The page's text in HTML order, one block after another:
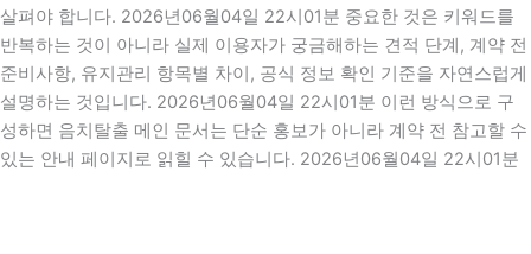
살펴야 합니다. 2026년06월04일 22시01분 중요한 것은 키워드를
반복하는 것이 아니라 실제 이용자가 궁금해하는 견적 단계, 계약 전
준비사항, 유지관리 항목별 차이, 공식 정보 확인 기준을 자연스럽게
설명하는 것입니다. 2026년06월04일 22시01분 이런 방식으로 구
성하면 음치탈출 메인 문서는 단순 홍보가 아니라 계약 전 참고할 수
있는 안내 페이지로 읽힐 수 있습니다. 2026년06월04일 22시01분